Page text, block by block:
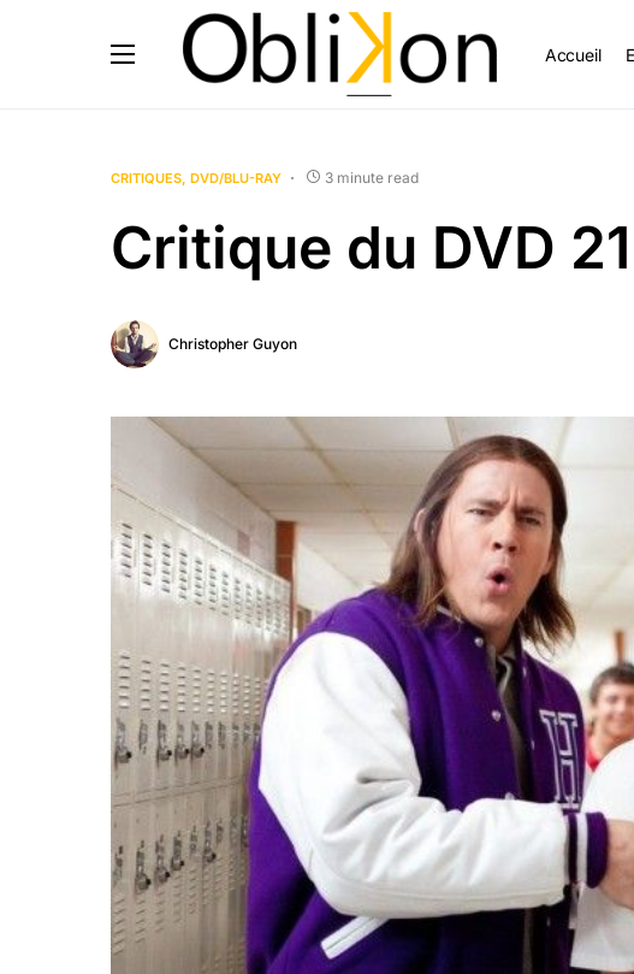
Accueil
CRITIQUES DVD/BLU-RAY 3 minute read
Critique du DVD
Christopher Guyon